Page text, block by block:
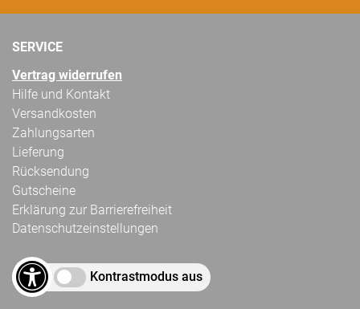
SERVICE
Vertrag widerrufen
Hilfe und Kontakt
Versandkosten
Zahlungsarten
Lieferung
Rücksendung
Gutscheine
Erklärung zur Barrierefreiheit
Datenschutzeinstellungen
Kontrastmodus aus